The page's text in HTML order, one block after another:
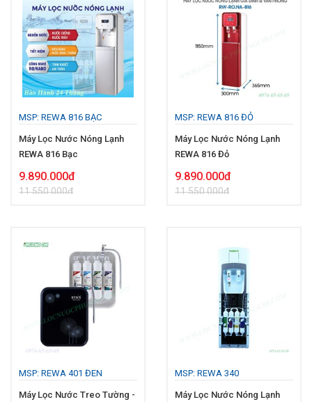
MSP: REWA 816 BẠC
Máy Lọc Nước Nóng Lạnh
REWA 816 Bạc
9.890.000đ
11.550.000đ
MSP: REWA 816 ĐỎ
Máy Lọc Nước Nóng Lạnh
REWA 816 Đỏ
9.890.000đ
11.550.000đ
MSP: REWA 401 ĐEN
Máy Lọc Nước Treo Tường -
MSP: REWA 340
Máy Lọc Nước Nóng Lạnh